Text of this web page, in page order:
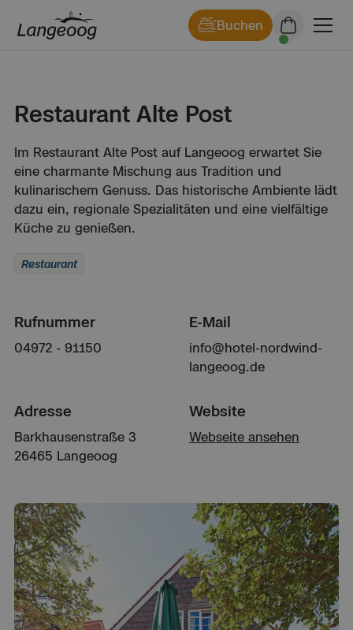
Buchen
Restaurant Alte Post
Im Restaurant Alte Post auf Langeoog erwartet Sie
eine charmante Mischung aus Tradition und
kulinarischem Genuss. Das historische Ambiente lädt
dazu ein, regionale Spezialitäten und eine vielfältige
Küche zu genießen.
Restaurant
Rufnummer
04972 - 91150
E-Mail
info@hotel-nordwind-
langeoog.de
Adresse
Barkhausenstraße 3
26465 Langeoog
Website
Webseite ansehen